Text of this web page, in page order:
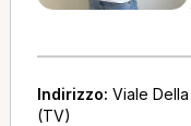
Indirizzo: Viale
(TV)